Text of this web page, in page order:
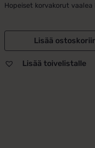
hinta
19,00 €.
hinta
15,00 €.
Hopeiset korvakorut vaalea
Lisää
Lisää toivelistalle